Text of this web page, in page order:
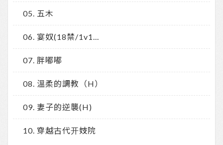
五木
宴奴(18禁/1v1...
胖嘟嘟
溫柔的調教（H）
妻子的逆襲(H)
穿越古代开妓院